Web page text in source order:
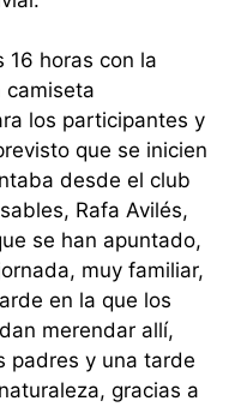
16 horas con la
camiseta
los participantes y
que se inicien
desde el club
Rafa Avilés,
se han apuntado,
muy familiar,
en la que los
merendar allí,
padres y una tarde
gracias a